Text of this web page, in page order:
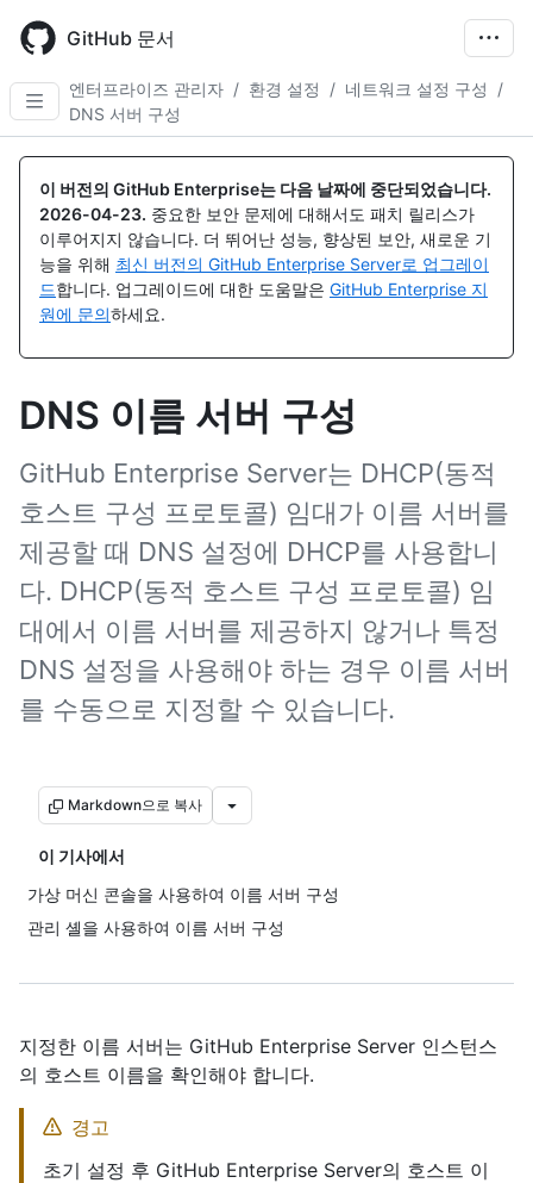
main
content
GitHub 문서
엔터프라이즈 관리자 / 환경 설정 / 네트워크 설정 구성
/
DNS 서버 구성
이 버전의 GitHub Enterprise는 다음 날짜에 중단되었습니다.
2026-04-23. 중요한 보안 문제에 대해서도 패치 릴리스가
이루어지지 않습니다. 더 뛰어난 성능, 향상된 보안, 새로운 기
능을 위해 최신 버전의 GitHub Enterprise Server로 업그레이
드합니다. 업그레이드에 대한 도움말은 GitHub Enterprise 지
원에 문의하세요.
DNS 이름 서버 구성
GitHub Enterprise Server는 DHCP(동적
호스트 구성 프로토콜) 임대가 이름 서버를
제공할 때 DNS 설정에 DHCP를 사용합니
다. DHCP(동적 호스트 구성 프로토콜) 임
대에서 이름 서버를 제공하지 않거나 특정
DNS 설정을 사용해야 하는 경우 이름 서버
를 수동으로 지정할 수 있습니다.
Markdown으로 복사
이 기사에서
가상 머신 콘솔을 사용하여 이름 서버 구성
관리 셸을 사용하여 이름 서버 구성
지정한 이름 서버는 GitHub Enterprise Server 인스턴스
의 호스트 이름을 확인해야 합니다.
경고
초기 설정 후 GitHub Enterprise Server의 호스트 이